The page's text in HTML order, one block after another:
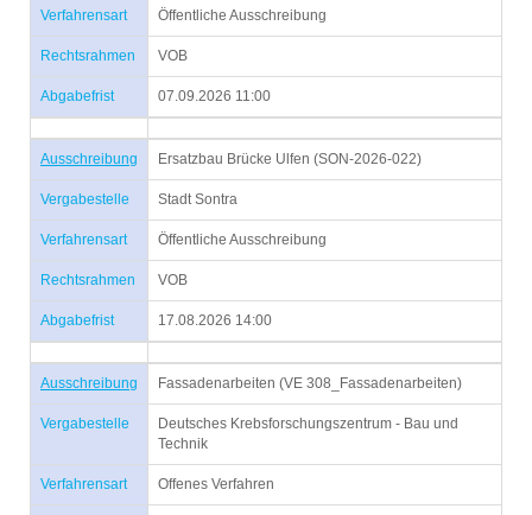
Verfahrensart Öffentliche Ausschreibung
Rechtsrahmen VOB
Abgabefrist 07.09.2026 11:00
Ausschreibung Ersatzbau Brücke Ulfen (SON-2026-022)
Vergabestelle Stadt Sontra
Verfahrensart Öffentliche Ausschreibung
Rechtsrahmen VOB
Abgabefrist 17.08.2026 14:00
Ausschreibung Fassadenarbeiten (VE 308_Fassadenarbeiten)
Vergabestelle
Deutsches Krebsforschungszentrum - Bau und
Technik
Verfahrensart Offenes Verfahren